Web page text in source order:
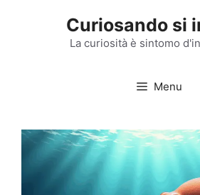
Curiosando si
La curiosità è sintomo
Menu